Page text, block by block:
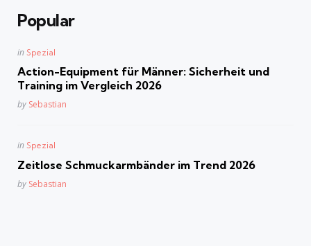
Popular
Posted
in Spezial
Action-Equipment für Männer: Sicherheit und
Training im Vergleich 2026
Posted
by Sebastian
Posted
in Spezial
Zeitlose Schmuckarmbänder im Trend 2026
Posted
by Sebastian